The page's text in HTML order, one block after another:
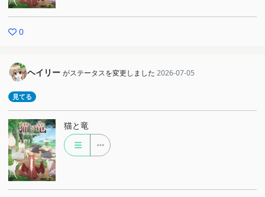
0
ヘイリー がステータスを変更しました 2026-07-05
見てる
猫と竜